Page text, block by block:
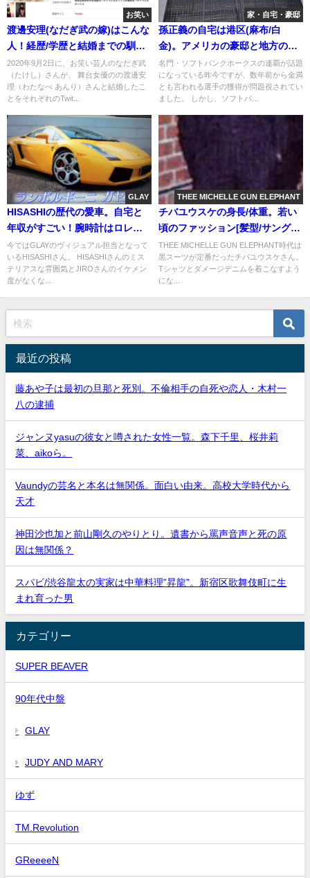
お笑い
渡邊安理(なだぎ武の嫁)はこんな
人！経歴/学歴と結婚までの馴れ
初め[画像]
2020年9月2日に、お笑い芸人のなだぎ武
（たけし）さんが、 舞台女優のの渡邊安
理（わたなべ あんり）さんと結婚したこ
とをそれぞれのTwit...
家・自宅・豪邸
孫正義の自宅は港区(麻布/白
金)。アメリカの豪邸と地方の別
荘。家の値段
名門・ソフトバンクホークスの連覇が話題
になっている昨今ですが、数年前から金満
とも言われる選手の獲得が問題視されてい
ました。 しかし、ソフトバ...
GLAY
HISASHIの歴代の愛車。自宅と
年収がすごい！腕時計はロレッ
クス[画像]
今ではGLAYのヴィジュアル担当となって
いるHISASHIさん。 HISASHIさんのミス
テリアスな雰囲気とJIROさんのイケメン
度がなくな...
THEE MICHELLE GUN ELEPHANT
チバユウスケの身長/体重。若い
頃のファッション[髪型/サングラ
ス]画像
THEE MICHELLE GUN ELEPHANT時代は
黒スーツが定番だったチバユウスケさん。
Tシャツとダメージデニムを着こなすよう
にな...
最近の投稿
藤あや子は最初の旦那と死別。不倫相手の自死や恋人・木村一
八の逮捕
ジャンヌyasuの彼女と噂された女性一覧。森下千里、桜井莉
菜、aikoら。
Vaundyの芸名と本名は無関係。面白い由来。高校大学時代から
天才
神田沙也加と前山剛久のやりとり。遺書から罵声音声と死の原
因は無関係？
スパビ/渋谷龍太の実家は中華料理”昇龍”。新宿区歌舞伎町に生
まれ育った男
カテゴリー
SUPER BEAVER
90年代中盤
GLAY
JUDY AND MARY
ゆず
TM.Revolution
GReeeeN